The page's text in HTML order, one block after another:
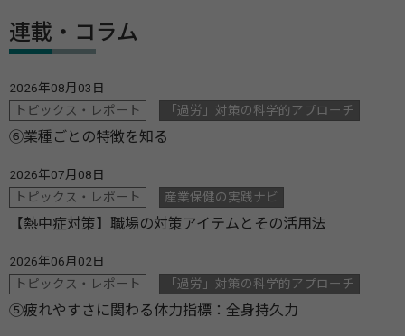
連載・コラム
2026年08月03日
トピックス・レポート
「過労」対策の科学的アプローチ
⑥業種ごとの特徴を知る
2026年07月08日
トピックス・レポート
産業保健の実践ナビ
【熱中症対策】職場の対策アイテムとその活用法
2026年06月02日
トピックス・レポート
「過労」対策の科学的アプローチ
⑤疲れやすさに関わる体力指標：全身持久力